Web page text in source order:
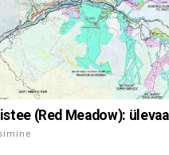
(Red Meadow):